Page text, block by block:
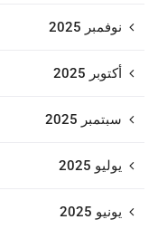
نوفمبر 2025
أكتوبر 2025
سبتمبر 2025
يوليو 2025
يونيو 2025